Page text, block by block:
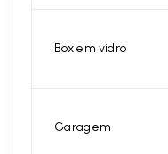
Box em vidro
Garagem